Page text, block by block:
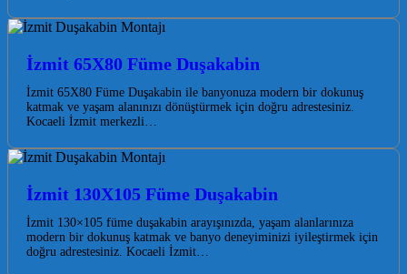
İzmit 65X80 Füme Duşakabin
İzmit 65X80 Füme Duşakabin ile banyonuza modern bir dokunuş
katmak ve yaşam alanınızı dönüştürmek için doğru adrestesiniz.
Kocaeli İzmit merkezli…
İzmit 130X105 Füme Duşakabin
İzmit 130×105 füme duşakabin arayışınızda, yaşam alanlarınıza
modern bir dokunuş katmak ve banyo deneyiminizi iyileştirmek için
doğru adrestesiniz. Kocaeli İzmit…